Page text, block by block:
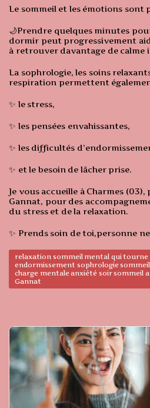
Le sommeil et les émotions sont
🌙Prendre quelques minutes
dormir peut progressivement
à retrouver davantage de calme
La sophrologie, les soins
respiration permettent
✨ le stress,
✨ les pensées envahissantes,
✨ les difficultés
✨ et le besoin de lâcher prise.
Je vous accueille à Charmes
Gannat, pour des
du stress et de la relaxation.
✨ Prends soin de toi,personne
relaxation sommeil mental qui
endormissement sophrologie
charge mentale anxiété soir sommeil
Gannat